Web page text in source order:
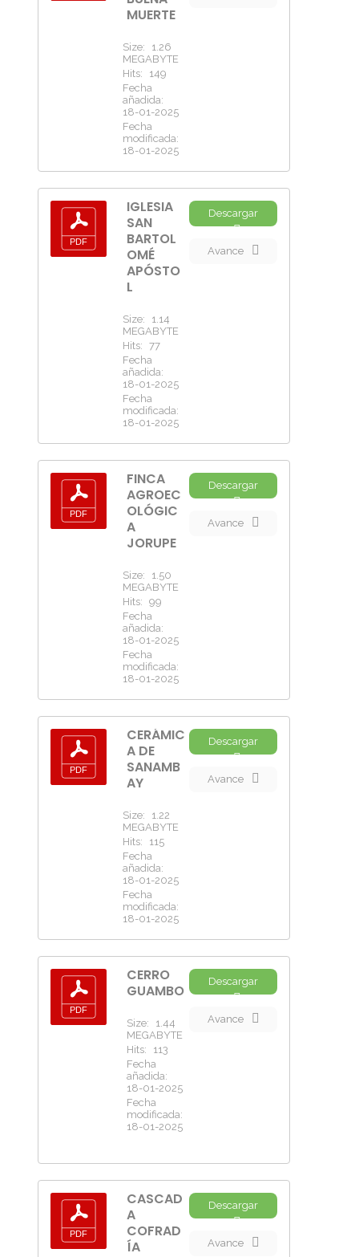
MUERTE
Size:
1.26
MEGABYTE
Hits:
149
Fecha
añadida:
18-01-2025
Fecha
modificada:
18-01-2025
IGLESIA
SAN
BARTOL
OMÉ
APÓSTO
L
Size:
1.14
MEGABYTE
Hits: 77
Fecha
añadida:
18-01-2025
Fecha
modificada:
18-01-2025
Descargar
Avance
FINCA
AGROEC
OLÓGIC
A
JORUPE
Size:
1.50
MEGABYTE
Hits: 99
Fecha
añadida:
18-01-2025
Fecha
modificada:
18-01-2025
Descargar
Avance
CERÁMIC
A DE
SANAMB
AY
Size:
1.22
MEGABYTE
Hits:
115
Fecha
añadida:
18-01-2025
Fecha
modificada:
18-01-2025
Descargar
Avance
CERRO
GUAMBO
Size:
1.44
MEGABYTE
Hits:
113
Fecha
añadida:
18-01-2025
Fecha
modificada:
18-01-2025
Descargar
Avance
CASCAD
A
COFRAD
ÍA
Descargar
Avance